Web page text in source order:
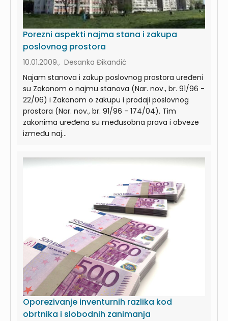
Porezni aspekti najma stana i zakupa
poslovnog prostora
10.01.2009., Desanka Đikandić
Najam stanova i zakup poslovnog prostora uređeni
su Zakonom o najmu stanova (Nar. nov., br. 91/96 -
22/06) i Zakonom o zakupu i prodaji poslovnog
prostora (Nar. nov., br. 91/96 - 174/04). Tim
zakonima uređena su međusobna prava i obveze
između naj...
Oporezivanje inventurnih razlika kod
obrtnika i slobodnih zanimanja